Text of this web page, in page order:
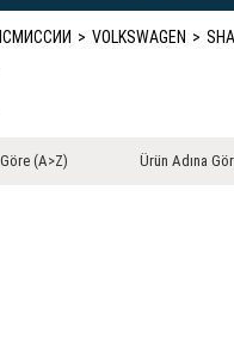
VOLKSWAGEN
(A>Z) Ürün Adına